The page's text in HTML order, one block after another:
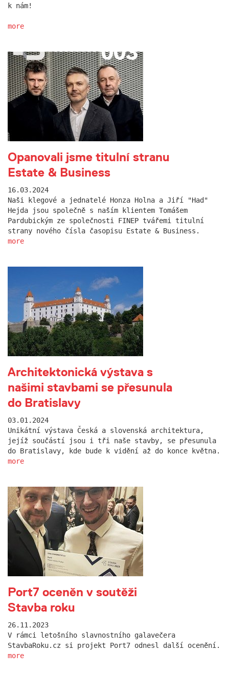
k nám!
more
Opanovali jsme titulní stranu
Estate & Business
16.03.2024
Naši klegové a jednatelé Honza Holna a Jiří "Had"
Hejda jsou společně s naším klientem Tomášem
Pardubickým ze společnosti FINEP tvářemi titulní
strany nového čísla časopisu Estate & Business.
more
Architektonická výstava s
našimi stavbami se přesunula
do Bratislavy
03.01.2024
Unikátní výstava Česká a slovenská architektura,
jejíž součástí jsou i tři naše stavby, se přesunula
do Bratislavy, kde bude k vidění až do konce května.
more
Port7 oceněn v soutěži
Stavba roku
26.11.2023
V rámci letošního slavnostního galavečera
StavbaRoku.cz si projekt Port7 odnesl další ocenění.
more